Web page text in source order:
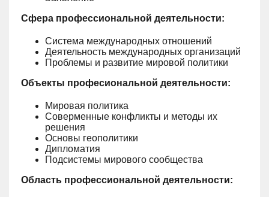
Сфера профессиональной деятельности:
Система международных отношений
Деятельность международных организаций
Проблемы и развитие мировой политики
Объекты професиональной деятельности:
Мировая политика
Соверменные конфликты и методы их
решения
Основы геополитики
Дипломатия
Подсистемы мирового сообщества
Область профессиональной деятельности: